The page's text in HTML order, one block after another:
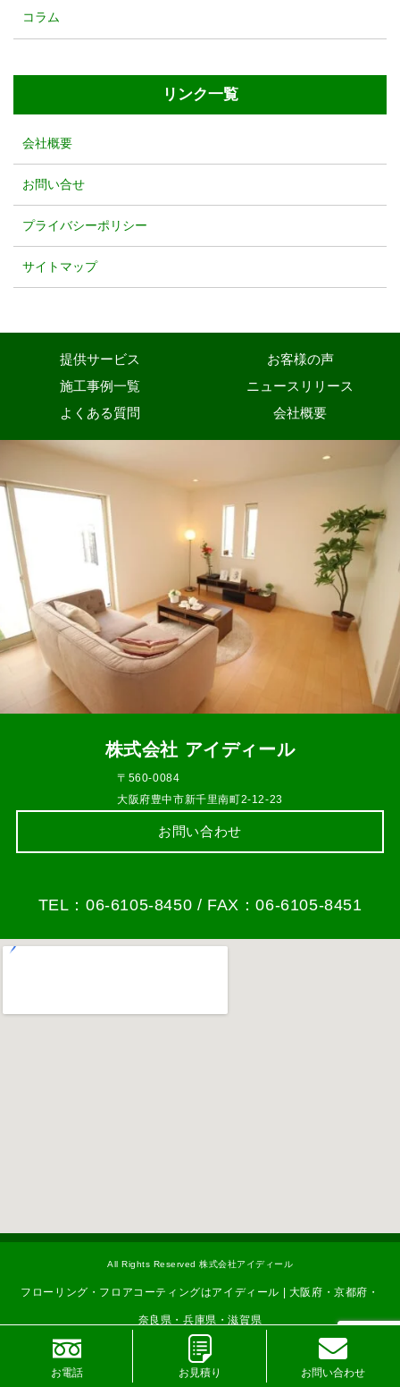
コラム
リンク一覧
会社概要
お問い合せ
プライバシーポリシー
サイトマップ
提供サービス
お客様の声
施工事例一覧
ニュースリリース
よくある質問
会社概要
株式会社 アイディール
〒560-0084
大阪府豊中市新千里南町2-12-23
お問い合わせ
TEL：06-6105-8450 / FAX：06-6105-8451
All Rights Reserved 株式会社アイディール
フローリング・フロアコーティングはアイディール | 大阪府・京都府・
奈良県・兵庫県・滋賀県
お電話 お見積り お問い合わせ